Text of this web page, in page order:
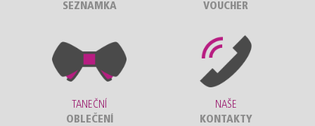
SEZNAMKA
VOUCHER
TANEČNÍ
OBLEČENÍ
NAŠE
KONTAKTY